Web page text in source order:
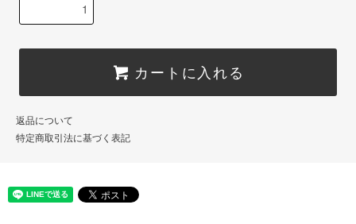
カートに入れる
返品について
特定商取引法に基づく表記